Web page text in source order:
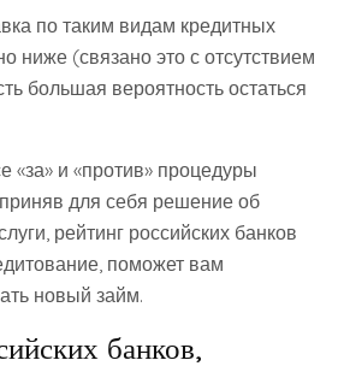
по таким видам кредитных
ниже (связано это с отсутствием
большая вероятность остаться
«за» и «против» процедуры
для себя решение об
рейтинг российских банков
поможет вам
новый займ.
банков,